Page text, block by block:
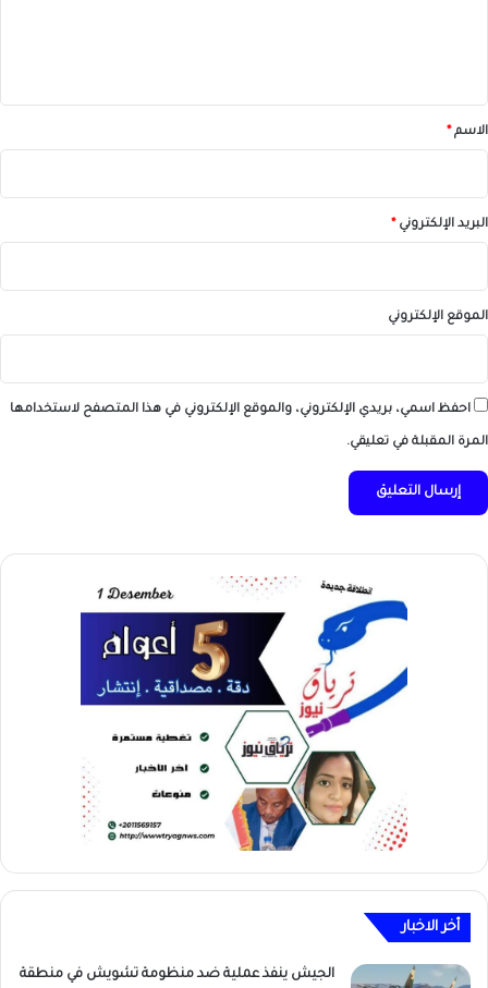
*الاسم *
البريد الإلكتروني *
الموقع الإلكتروني
احفظ اسمي، بريدي الإلكتروني، والموقع الإلكتروني في هذا المتصفح لاستخدامها
المرة المقبلة في تعليقي.
أخر الاخبار
الجيش ينفذ عملية ضد منظومة تشويش في منطقة